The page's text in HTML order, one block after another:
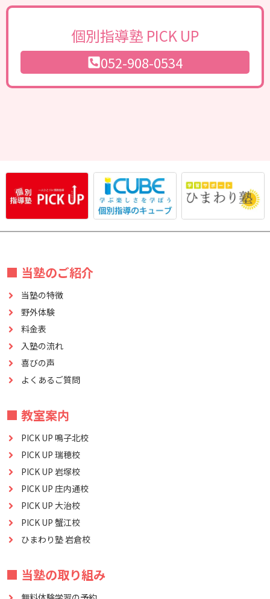
個別指導塾 PICK UP
052-908-0534
■ 当塾のご紹介
当塾の特徴
野外体験
料金表
入塾の流れ
喜びの声
よくあるご質問
■ 教室案内
PICK UP 鳴子北校
PICK UP 瑞穂校
PICK UP 岩塚校
PICK UP 庄内通校
PICK UP 大治校
PICK UP 蟹江校
ひまわり塾 岩倉校
■ 当塾の取り組み